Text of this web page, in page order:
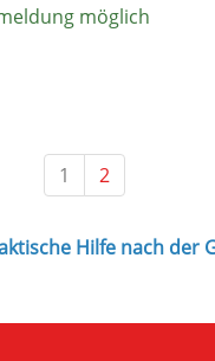
möglich
1 2
Hilfe nach der